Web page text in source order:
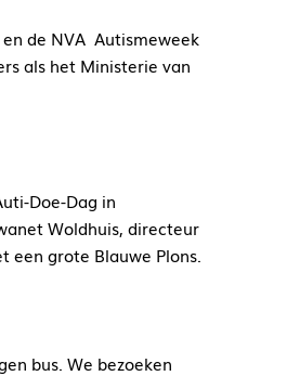
de NVA Autismeweek
als het Ministerie van
Doe-Dag in
Woldhuis, directeur
een grote Blauwe Plons.
bus. We bezoeken